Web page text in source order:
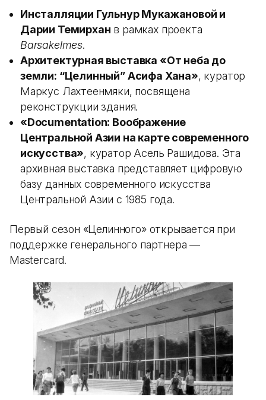
Инсталляции Гульнур Мукажановой и
Дарии Темирхан в рамках проекта
Barsakelmes.
Архитектурная выставка «От неба до
земли: “Целинный” Асифа Хана», куратор
Маркус Лахтеенмяки, посвящена
реконструкции здания.
«Documentation: Воображение
Центральной Азии на карте современного
искусства», куратор Асель Рашидова. Эта
архивная выставка представляет цифровую
базу данных современного искусства
Центральной Азии с 1985 года.
Первый сезон «Целинного» открывается при
поддержке генерального партнера —
Mastercard.